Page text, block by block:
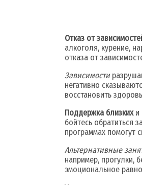
Отказ от
алкоголя, курение,
отказа от
Зависимости
негативно
восстановить
Поддержка близкихи
бойтесь обратиться
программах помогут
Альтернативные
например, прогулки,
эмоциональное